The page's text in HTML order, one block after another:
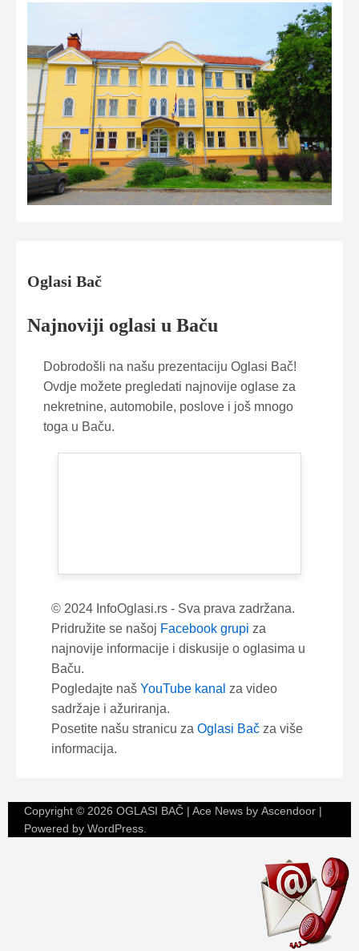
Oglasi Bač
Najnoviji oglasi u Baču
Dobrodošli na našu prezentaciju Oglasi Bač!
Ovdje možete pregledati najnovije oglase za
nekretnine, automobile, poslove i još mnogo
toga u Baču.
© 2024 InfoOglasi.rs - Sva prava zadržana.
Pridružite se našoj Facebook grupi za
najnovije informacije i diskusije o oglasima u
Baču.
Pogledajte naš YouTube kanal za video
sadržaje i ažuriranja.
Posetite našu stranicu za Oglasi Bač za više
informacija.
Copyright © 2026 OGLASI BAČ | Ace News by Ascendoor |
Powered by WordPress